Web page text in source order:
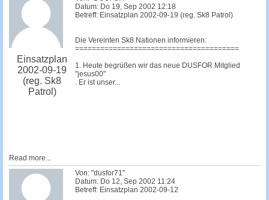
Einsatzplan
2002-09-19
(reg. Sk8
Patrol)
Datum: Do 19, Sep 2002 12:18
Betreff: Einsatzplan 2002-09-19 (reg. Sk8 Patrol)
Die Vereinten Sk8 Nationen informieren:
=======================================
1. Heute begrüßen wir das neue DUSFOR Mitglied
"jesus00"
. Er ist unser...
Read more...
Von: "dusfor71"
Datum: Do 12, Sep 2002 11:24
Betreff: Einsatzplan 2002-09-12